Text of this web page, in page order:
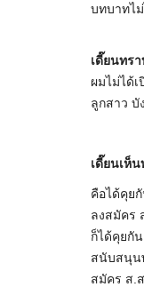
บทบาทไ
เดี๊ยนทร
ผมไม่ได้
ลูกสาว บั
เดี๊ยนเห็
คือได้คุย
ลงสมัคร
ก็ได้คุยกั
สนับสนุน
สมัคร ส.